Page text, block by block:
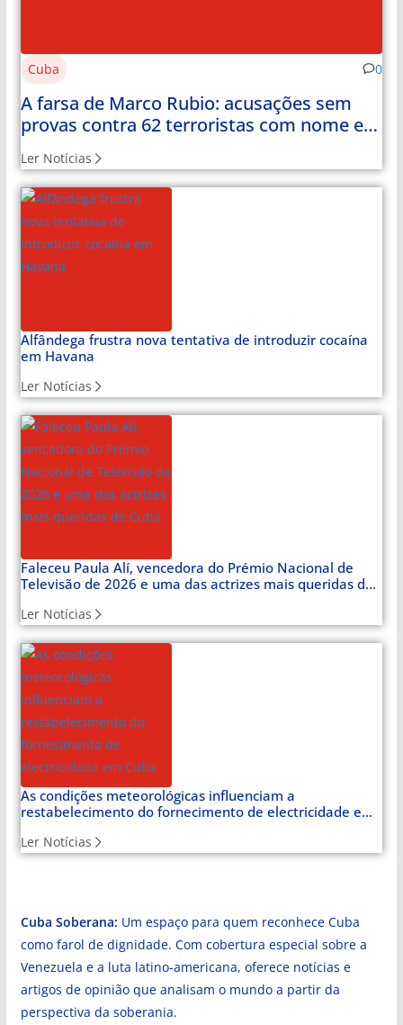
Cuba 0
A farsa de Marco Rubio: acusações sem
provas contra 62 terroristas com nome e
Ler Notícias
Alfândega frustra nova tentativa de introduzir cocaína
em Havana
Ler Notícias
Faleceu Paula Alí, vencedora do Prémio Nacional de
Televisão de 2026 e uma das actrizes mais queridas de
Ler Notícias
As condições meteorológicas influenciam a
restabelecimento do fornecimento de electricidade em
Ler Notícias
Cuba Soberana: Um espaço para quem reconhece Cuba
como farol de dignidade. Com cobertura especial sobre a
Venezuela e a luta latino-americana, oferece notícias e
artigos de opinião que analisam o mundo a partir da
perspectiva da soberania.